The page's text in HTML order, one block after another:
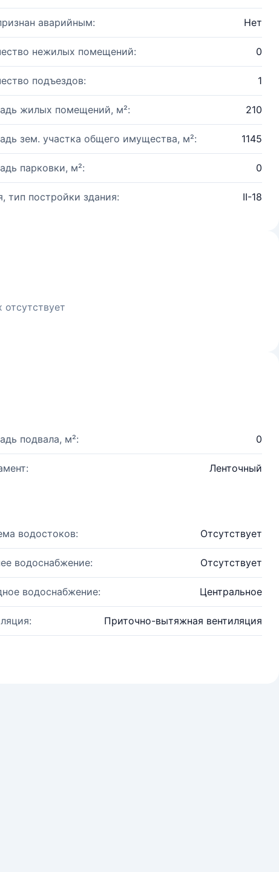
аварийным: Нет
нежилых помещений: 0
подъездов: 1
жилых помещений, м²: 210
зем. участка общего имущества, м²: 1145
парковки, м²: 0
тип постройки здания: II-18
подвала, м²: 0
Ленточный
водостоков: Отсутствует
водоснабжение: Отсутствует
водоснабжение: Центральное
Приточно-вытяжная вентиляция